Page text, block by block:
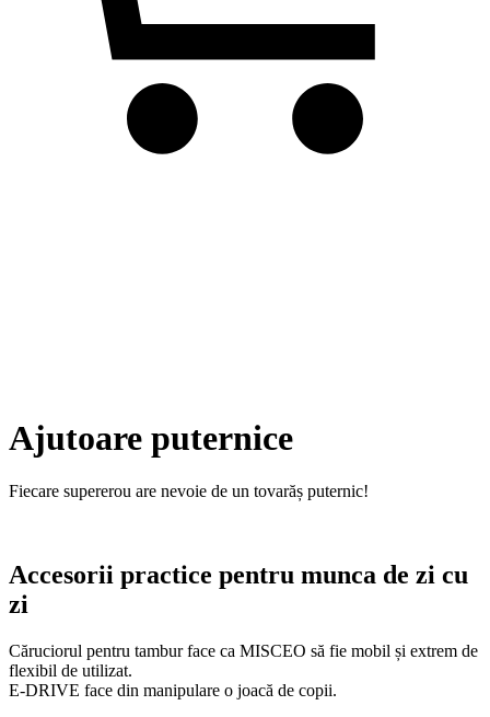
Ajutoare puternice
Fiecare supererou are nevoie de un tovarăș puternic!
Accesorii practice pentru munca de zi cu
zi
Căruciorul pentru tambur face ca MISCEO să fie mobil și extrem de
flexibil de utilizat.
E-DRIVE face din manipulare o joacă de copii.